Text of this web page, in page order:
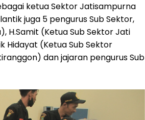
ketua Sektor Jatisampurna
juga 5 pengurus Sub Sektor,
H.Samit (Ketua Sub Sektor Jati
Hidayat (Ketua Sub Sektor
dan jajaran pengurus Sub